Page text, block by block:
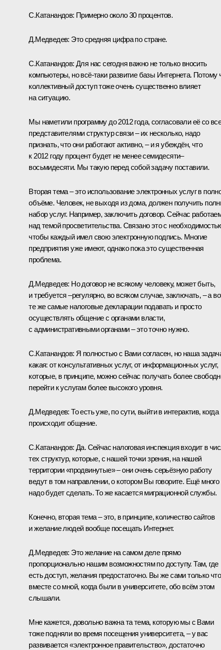
С.Катанандов: Примерно около 30 процентов.
Д.Медведев: Это средняя цифра по стране.
С.Катанандов: Для нас сегодня важно не только вносить
компьютеры, но всё‑таки развитие базы Интернета. Потому
коллективный доступ тоже очень существенно влияет
на ситуацию.
Мы наметили программу до 2012 года, согласовали её со
представителями структур связи – их несколько, надо
признать, что они работают активно, – и я убеждён, что
к 2012 году процент будет не менее семидесяти–
восьмидесяти. Мы такую перед собой задачу поставили.
Вторая тема – это использование электронных услуг в
объёме. Человек, не выходя из дома, должен получить
набор услуг. Например, заключить договор. Сейчас
над темой просветительства. Связано это с
чтобы каждый имел свою электронную подпись. Многие
предприятия уже имеют, однако пока это существенная
проблема.
Д.Медведев: Но договор не всякому человеку, может быть,
и требуется –регулярно, во всяком случае, заключать, – а
те же самые налоговые декларации подавать и просто
осуществлять общение с органами власти,
с административными органами – это точно нужно.
С.Катанандов: Я полностью с Вами согласен, но наша
какая: от консультативных услуг, от информационных услуг,
которые, в принципе, можно сейчас получать более
перейти к услугам более высокого уровня.
Д.Медведев: То есть уже, по сути, выйти в интерактив, когда
происходит общение.
С.Катанандов: Да. Сейчас налоговая инспекция входит в
тех структур, которые, с нашей точки зрения, на нашей
территории «продвинутые» – они очень серьёзную работу
ведут в том направлении, о котором Вы говорите. Ещё много
надо будет сделать. То же касается миграционной службы.
Конечно, вторая тема – это, в принципе, количество сайтов
и желание людей вообще посещать Интернет.
Д.Медведев: Это желание на самом деле прямо
пропорционально нашим возможностям по доступу. Там, где
есть доступ, желания предостаточно. Вы же сами только что
вместе со мной, когда были в университете, обо всём этом
слышали.
Мне кажется, довольно важна та тема, которую мы с Вами
тоже подняли во время посещения университета, – у вас
развивается «электронное правительство», достаточно